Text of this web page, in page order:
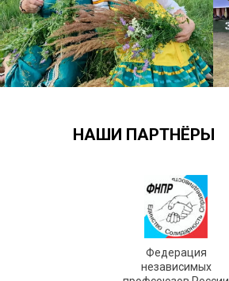
НАШИ ПАРТНЁРЫ
Федерация
независимых